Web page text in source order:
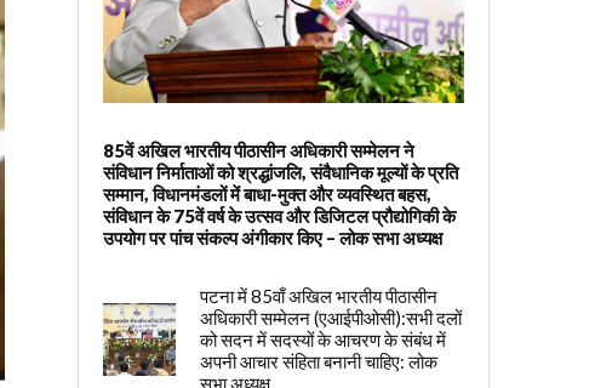
85वें अखिल भारतीय पीठासीन अधिकारी सम्मेलन ने
संविधान निर्माताओं को श्रद्धांजलि, संवैधानिक मूल्यों के प्रति
सम्मान, विधानमंडलों में बाधा-मुक्त और व्यवस्थित बहस,
संविधान के 75वें वर्ष के उत्सव और डिजिटल प्रौद्योगिकी के
उपयोग पर पांच संकल्प अंगीकार किए – लोक सभा अध्यक्ष
पटना में 85वाँ अखिल भारतीय पीठासीन
अधिकारी सम्मेलन (एआईपीओसी):सभी दलों
को सदन में सदस्यों के आचरण के संबंध में
अपनी आचार संहिता बनानी चाहिए: लोक
सभा अध्यक्ष